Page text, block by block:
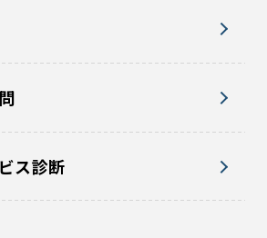
ス診断